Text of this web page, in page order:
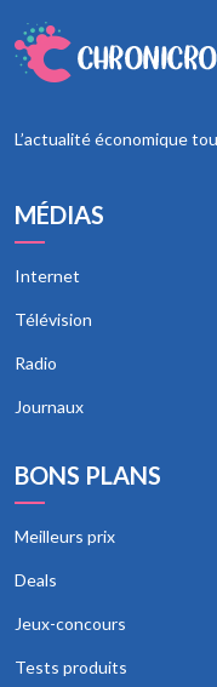
L’actualité économique
MÉDIAS
Internet
Télévision
Radio
Journaux
BONS PLANS
Meilleurs prix
Deals
Jeux-concours
Tests produits